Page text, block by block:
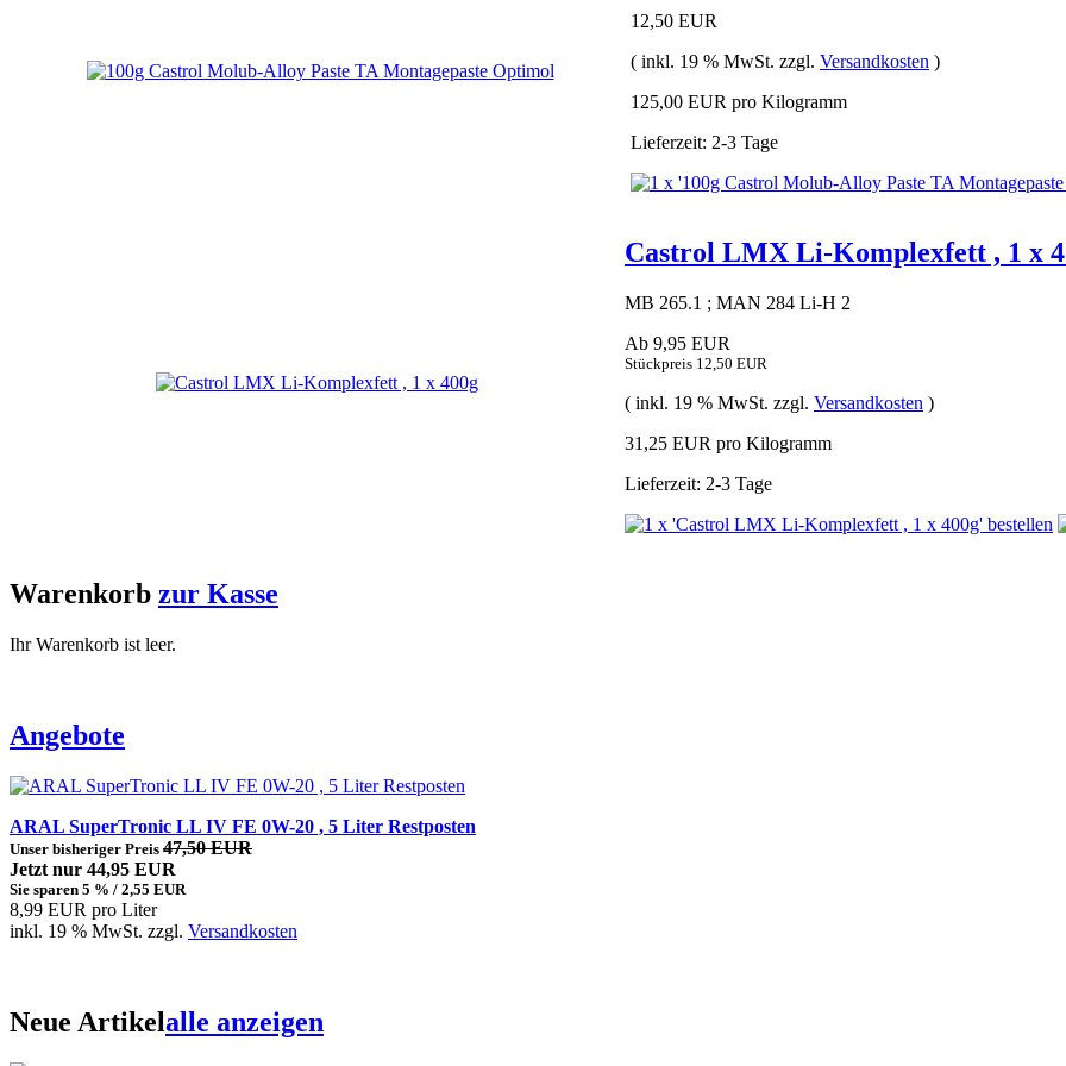
12,50 EUR
( inkl. 19 % MwSt. zzgl. Versandkosten )
125,00 EUR pro Kilogramm
Lieferzeit: 2-3 Tage
Castrol LMX Li-Komplexfett , 1 x
MB 265.1 ; MAN 284 Li-H 2
Ab 9,95 EUR
Stückpreis 12,50 EUR
( inkl. 19 % MwSt. zzgl. Versandkosten )
31,25 EUR pro Kilogramm
Lieferzeit: 2-3 Tage
Warenkorb zur Kasse
Ihr Warenkorb ist leer.
Angebote
ARAL SuperTronic LL IV FE 0W-20 , 5 Liter Restposten
Unser bisheriger Preis 47,50 EUR
Jetzt nur 44,95 EUR
Sie sparen 5 % / 2,55 EUR
8,99 EUR pro Liter
inkl. 19 % MwSt. zzgl. Versandkosten
Neue Artikelalle anzeigen